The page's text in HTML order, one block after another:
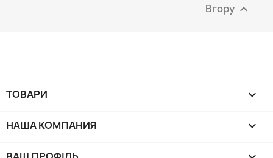
Вгору 
ТОВАРИ 
НАША КОМПАНИЯ 